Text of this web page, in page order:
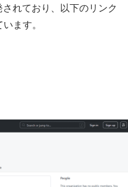
れており、以下のリンク
ます。